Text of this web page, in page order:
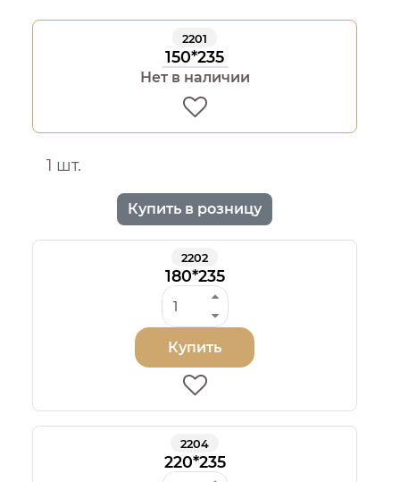
2201
150*235
Нет в наличии
1 шт.
Купить в розницу
2202
180*235
Купить
2204
220*235